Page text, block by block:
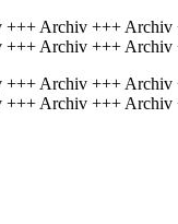
Archiv +++
Archiv +++
Archiv +++
Archiv +++